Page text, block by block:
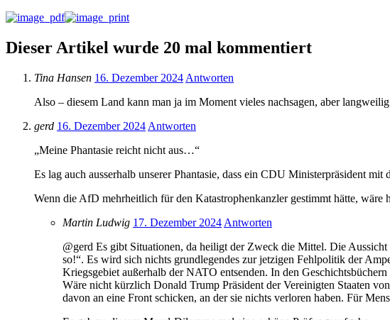
Dieser Artikel wurde 20 mal kommentiert
Tina Hansen 16. Dezember 2024 Antworten
Also – diesem Land kann man ja im Moment vieles nachsagen, aber
gerd 16. Dezember 2024 Antworten
„Meine Phantasie reicht nicht aus…“
Es lag auch ausserhalb unserer Phantasie, dass ein CDU Ministerpräsident
Wenn die AfD mehrheitlich für den Katastrophenkanzler gestimmt hätte, wäre
Martin Ludwig 17. Dezember 2024 Antworten
@gerd Es gibt Situationen, da heiligt der Zweck die Mittel. Die
so!“. Es wird sich nichts grundlegendes zur jetzigen Fehlpolitik der
Kriegsgebiet außerhalb der NATO entsenden. In den
Wäre nicht kürzlich Donald Trump Präsident der Vereinigten Staaten
davon an eine Front schicken, an der sie nichts verloren haben. Für